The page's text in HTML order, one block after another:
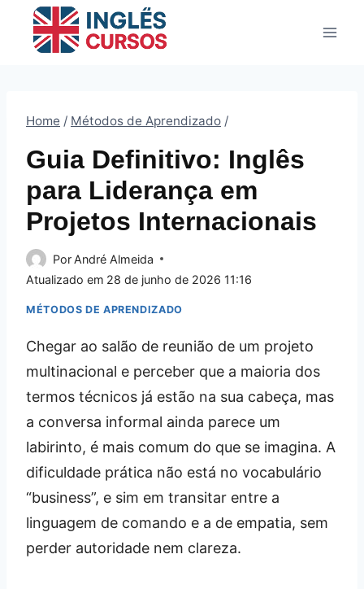
Home / Métodos de Aprendizado /
Guia Definitivo: Inglês
para Liderança em
Projetos Internacionais
Por André Almeida
Atualizado em 28 de junho de 2026 11:16
MÉTODOS DE APRENDIZADO
Chegar ao salão de reunião de um projeto
multinacional e perceber que a maioria dos
termos técnicos já estão na sua cabeça, mas
a conversa informal ainda parece um
labirinto, é mais comum do que se imagina. A
dificuldade prática não está no vocabulário
“business”, e sim em transitar entre a
linguagem de comando e a de empatia, sem
perder autoridade nem clareza.